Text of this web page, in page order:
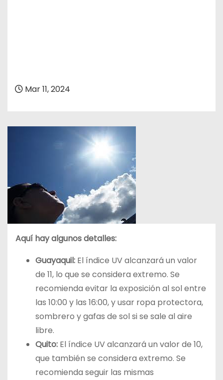
Mar 11, 2024
Aquí hay algunos detalles:
Guayaquil: El índice UV alcanzará un valor
de 11, lo que se considera extremo. Se
recomienda evitar la exposición al sol entre
las 10:00 y las 16:00, y usar ropa protectora,
sombrero y gafas de sol si se sale al aire
libre.
Quito: El índice UV alcanzará un valor de 10,
que también se considera extremo. Se
recomienda seguir las mismas